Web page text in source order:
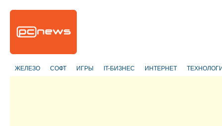
ЖЕЛЕЗО СОФТ ИГРЫ IT-БИЗНЕС ИНТЕРНЕТ